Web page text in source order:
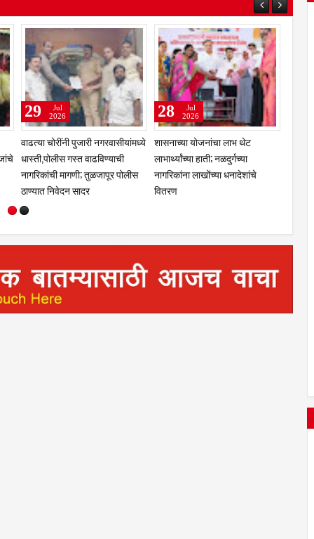
कुलस्वामिनीच्या चरणी अभिनेत्री
प्राजक्ता माळी; तुळजाभवानी मंदिरात
सहकुटुंब पूजा-अर्चा
31
Jul
2026
झरेगावच्या दत्त मठात गुरुपौर्णिमेचा
भक्तिरंग; 'दासबोध'वर काका महाराजांचे
प्रबोधन
29
Jul
2026